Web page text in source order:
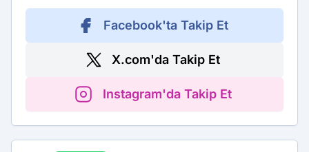
Facebook'ta Takip Et
X.com'da Takip Et
Instagram'da Takip Et